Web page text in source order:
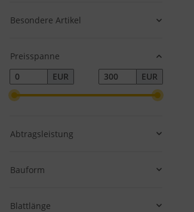
Besondere Artikel
Preisspanne
EUR
EUR
Abtragsleistung
Bauform
Blattlänge